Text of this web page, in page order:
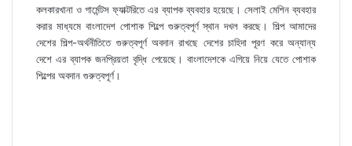
কলকারখানা ও গার্মেন্টস ফ্যাক্টরিতে এর ব্যাপক ব্যবহার হয়েছে। সেলাই মেশিন ব্যবহার
করার মাধ্যমে বাংলাদেশ পোশাক শিল্পে গুরুত্বপূর্ণ স্থান দখল করছে। শিল্প আমাদের
দেশের শিল্প-অর্থনীতিতে গুরুত্বপূর্ণ অবদান রাখছে দেশের চাহিদা পূরণ করে অন্যান্য
দেশে এর ব্যাপক জনপ্রিয়তা বৃদ্ধি পেয়েছে। বাংলাদেশকে এগিয়ে নিয়ে যেতে পোশাক
শিল্পের অবদান গুরুত্বপূর্ণ।